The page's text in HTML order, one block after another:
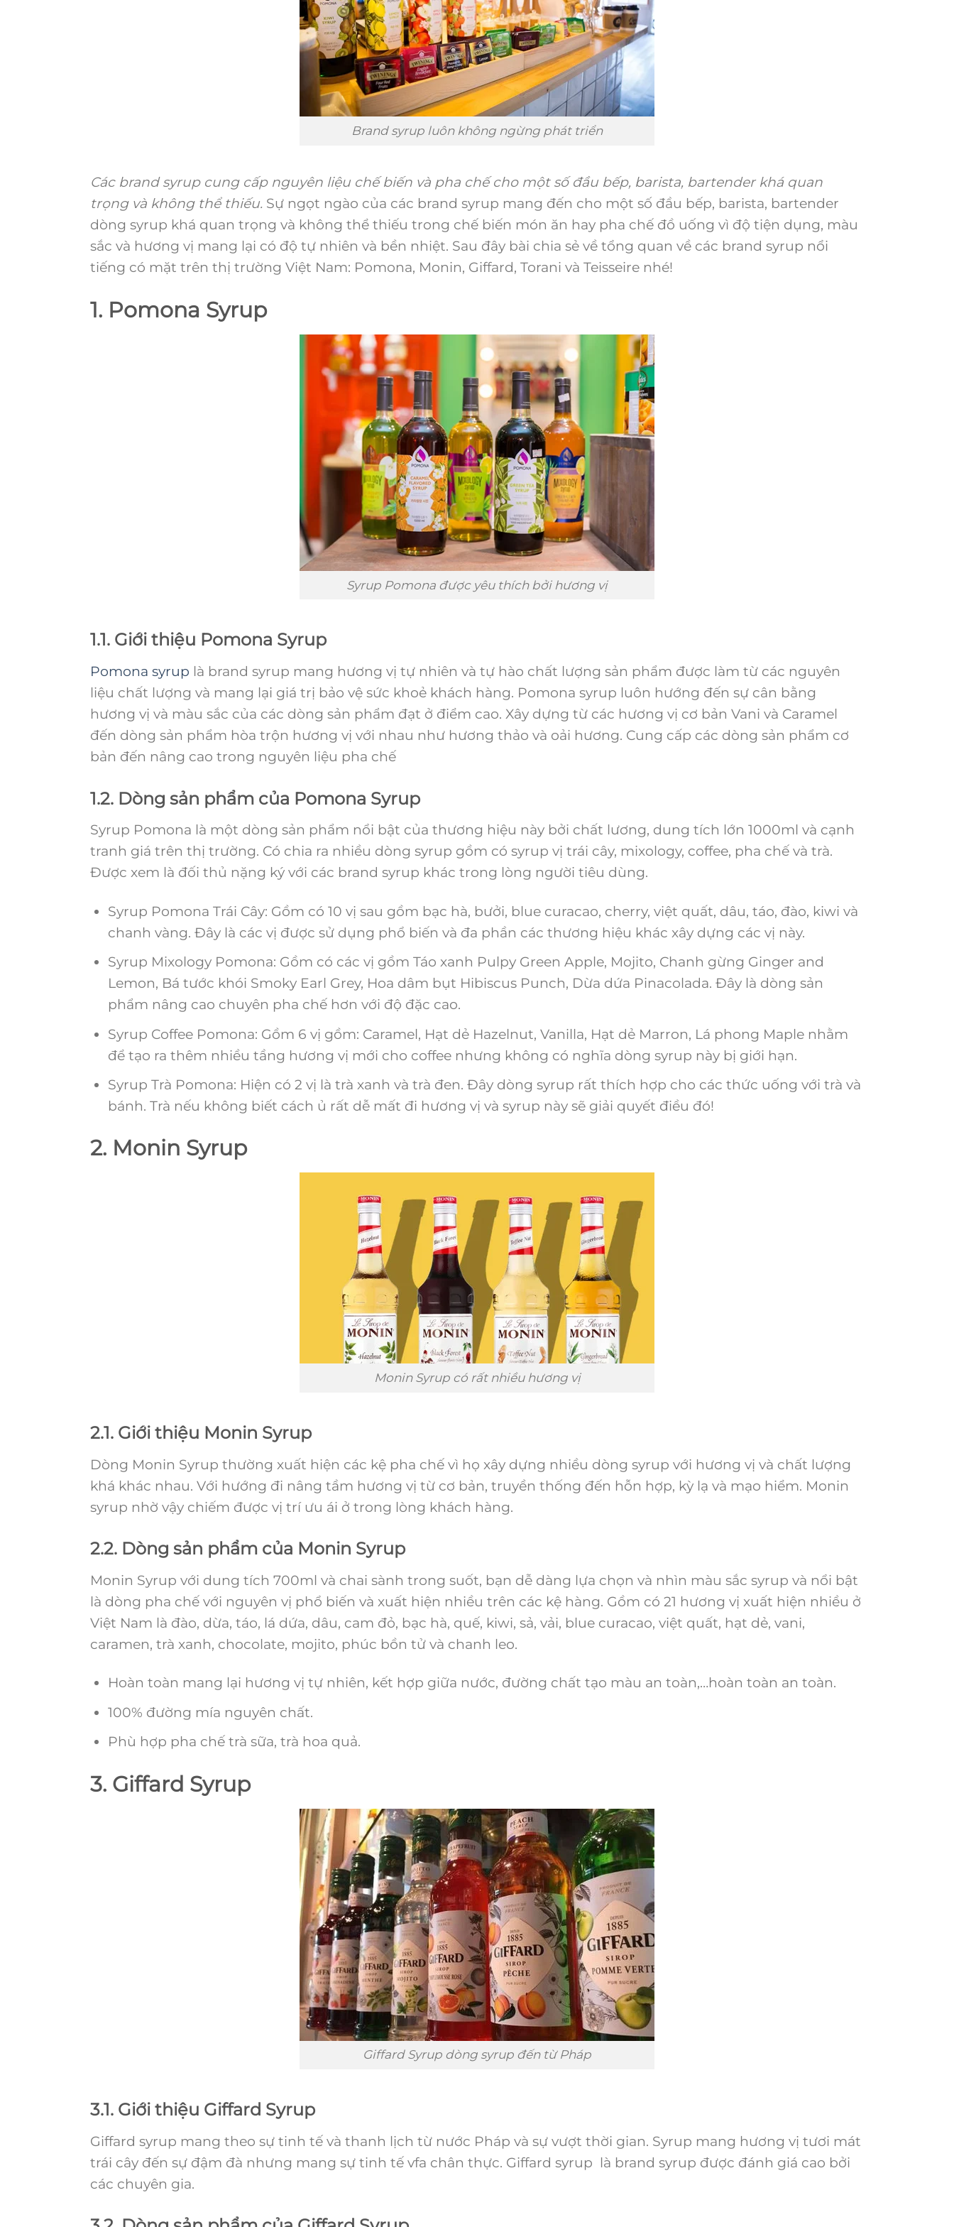
Brand syrup luôn không ngừng phát triển
Các brand syrup cung cấp nguyên liệu chế biến và pha chế cho một số đầu bếp, barista, bartender khá quan
trọng và không thể thiếu. Sự ngọt ngào của các brand syrup mang đến cho một số đầu bếp, barista, bartender
dòng syrup khá quan trọng và không thể thiếu trong chế biến món ăn hay pha chế đồ uống vì độ tiện dụng, màu
sắc và hương vị mang lại có độ tự nhiên và bền nhiệt. Sau đây bài chia sẻ về tổng quan về các brand syrup nổi
tiếng có mặt trên thị trường Việt Nam: Pomona, Monin, Giffard, Torani và Teisseire nhé!
1. Pomona Syrup
Syrup Pomona được yêu thích bởi hương vị
1.1. Giới thiệu Pomona Syrup
Pomona syrup là brand syrup mang hương vị tự nhiên và tự hào chất lượng sản phẩm được làm từ các nguyên
liệu chất lượng và mang lại giá trị bảo vệ sức khoẻ khách hàng. Pomona syrup luôn hướng đến sự cân bằng
hương vị và màu sắc của các dòng sản phẩm đạt ở điểm cao. Xây dựng từ các hương vị cơ bản Vani và Caramel
đến dòng sản phẩm hòa trộn hương vị với nhau như hương thảo và oải hương. Cung cấp các dòng sản phẩm cơ
bản đến nâng cao trong nguyên liệu pha chế
1.2. Dòng sản phẩm của Pomona Syrup
Syrup Pomona là một dòng sản phẩm nổi bật của thương hiệu này bởi chất lương, dung tích lớn 1000ml và cạnh
tranh giá trên thị trường. Có chia ra nhiều dòng syrup gồm có syrup vị trái cây, mixology, coffee, pha chế và trà.
Được xem là đối thủ nặng ký với các brand syrup khác trong lòng người tiêu dùng.
Syrup Pomona Trái Cây: Gồm có 10 vị sau gồm bạc hà, bưởi, blue curacao, cherry, việt quất, dâu, táo, đào, kiwi và
chanh vàng. Đây là các vị được sử dụng phổ biến và đa phần các thương hiệu khác xây dựng các vị này.
Syrup Mixology Pomona: Gồm có các vị gồm Táo xanh Pulpy Green Apple, Mojito, Chanh gừng Ginger and
Lemon, Bá tước khói Smoky Earl Grey, Hoa dâm bụt Hibiscus Punch, Dừa dứa Pinacolada. Đây là dòng sản
phẩm nâng cao chuyên pha chế hơn với độ đặc cao.
Syrup Coffee Pomona: Gồm 6 vị gồm: Caramel, Hạt dẻ Hazelnut, Vanilla, Hạt dẻ Marron, Lá phong Maple nhằm
để tạo ra thêm nhiều tầng hương vị mới cho coffee nhưng không có nghĩa dòng syrup này bị giới hạn.
Syrup Trà Pomona: Hiện có 2 vị là trà xanh và trà đen. Đây dòng syrup rất thích hợp cho các thức uống với trà và
bánh. Trà nếu không biết cách ủ rất dễ mất đi hương vị và syrup này sẽ giải quyết điều đó!
2. Monin Syrup
Monin Syrup có rất nhiều hương vị
2.1. Giới thiệu Monin Syrup
Dòng Monin Syrup thường xuất hiện các kệ pha chế vì họ xây dựng nhiều dòng syrup với hương vị và chất lượng
khá khác nhau. Với hướng đi nâng tầm hương vị từ cơ bản, truyền thống đến hỗn hợp, kỳ lạ và mạo hiểm. Monin
syrup nhờ vậy chiếm được vị trí ưu ái ở trong lòng khách hàng.
2.2. Dòng sản phẩm của Monin Syrup
Monin Syrup với dung tích 700ml và chai sành trong suốt, bạn dễ dàng lựa chọn và nhìn màu sắc syrup và nổi bật
là dòng pha chế với nguyên vị phổ biến và xuất hiện nhiều trên các kệ hàng. Gồm có 21 hương vị xuất hiện nhiều ở
Việt Nam là đào, dừa, táo, lá dứa, dâu, cam đỏ, bạc hà, quế, kiwi, sả, vải, blue curacao, việt quất, hạt dẻ, vani,
caramen, trà xanh, chocolate, mojito, phúc bồn tử và chanh leo.
Hoàn toàn mang lại hương vị tự nhiên, kết hợp giữa nước, đường chất tạo màu an toàn,…hoàn toàn an toàn.
100% đường mía nguyên chất.
Phù hợp pha chế trà sữa, trà hoa quả.
3. Giffard Syrup
Giffard Syrup dòng syrup đến từ Pháp
3.1. Giới thiệu Giffard Syrup
Giffard syrup mang theo sự tinh tế và thanh lịch từ nước Pháp và sự vượt thời gian. Syrup mang hương vị tươi mát
trái cây đến sự đậm đà nhưng mang sự tinh tế vfa chân thực. Giffard syrup là brand syrup được đánh giá cao bởi
các chuyên gia.